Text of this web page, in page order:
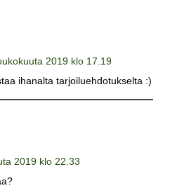
2019 klo 17.19
ihanalta tarjoiluehdotukselta :)
2019 klo 22.33